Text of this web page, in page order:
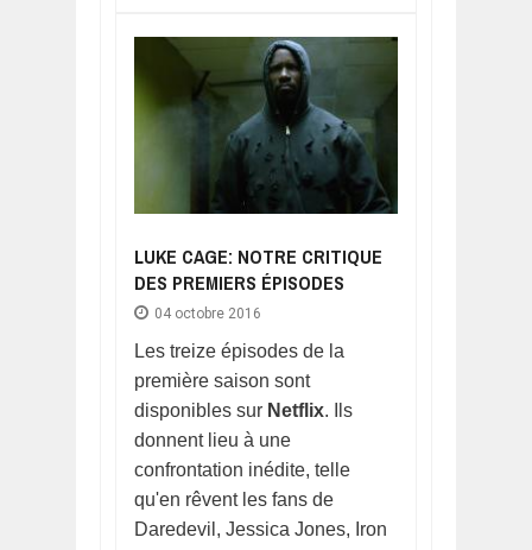
LUKE CAGE: NOTRE CRITIQUE
DES PREMIERS ÉPISODES
04 octobre 2016
Les treize épisodes de la
première saison sont
disponibles sur Netflix. Ils
donnent lieu à une
confrontation inédite, telle
qu'en rêvent les fans de
Daredevil, Jessica Jones, Iron